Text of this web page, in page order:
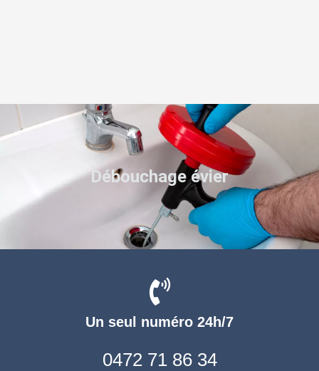
Un seul numéro 24h/7
0472 71 86 34
Débouchage évier